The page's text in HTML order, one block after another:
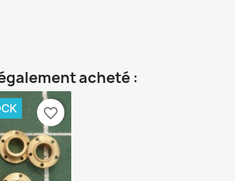
acheté :
favorite_border